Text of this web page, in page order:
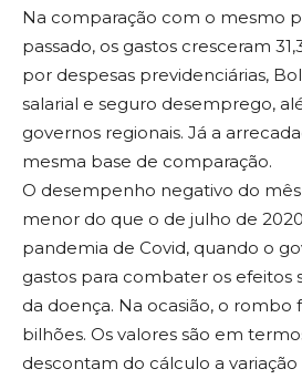
Na comparação com o mesmo
passado, os gastos cresceram
por despesas previdenciárias,
salarial e seguro desemprego,
governos regionais. Já a
mesma base de comparação.
O desempenho negativo do mês
menor do que o de julho de
pandemia de Covid, quando o
gastos para combater os efeitos
da doença. Na ocasião, o rombo
bilhões. Os valores são em
descontam do cálculo a